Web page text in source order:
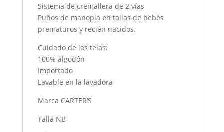
Sistema de cremallera de 2 vías
Puños de manopla en tallas de bebés
prematuros y recién nacidos.
Cuidado de las telas:
100% algodón
Importado
Lavable en la lavadora
Marca CARTER’S
Talla NB